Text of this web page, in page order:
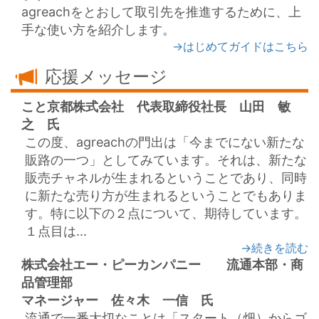
agreachをとおして取引先を推進するために、上
→はじめてガイドはこちら
応援メッセージ
こと京都株式会社 代表取締役社長 山田 敏
之 氏
この度、agreachの門出は「今までにない新たな
販路の一つ」としてみています。それは、新たな
販売チャネルが生まれるということであり、同時
に新たな売り方が生まれるということでもありま
す。特に以下の２点について、期待しています。
→続きを読む
株式会社エー・ピーカンパニー 流通本部・商
品管理部